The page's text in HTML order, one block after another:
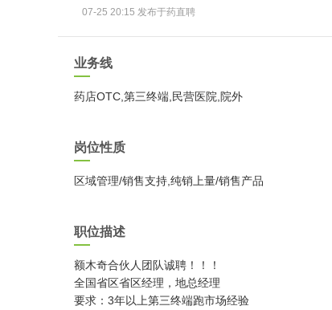
07-25 20:15 发布于药直聘
业务线
药店OTC,第三终端,民营医院,院外
岗位性质
区域管理/销售支持,纯销上量/销售产品
职位描述
额木奇合伙人团队诚聘！！！
全国省区省区经理，地总经理
要求：3年以上第三终端跑市场经验